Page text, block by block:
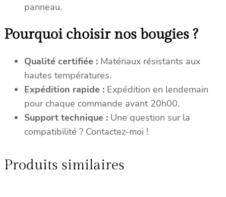
panneau.
Pourquoi choisir nos bougies ?
Qualité certifiée : Matériaux résistants aux
hautes températures.
Expédition rapide : Expédition en lendemain
pour chaque commande avant 20h00.
Support technique : Une question sur la
compatibilité ? Contactez-moi !
Produits similaires